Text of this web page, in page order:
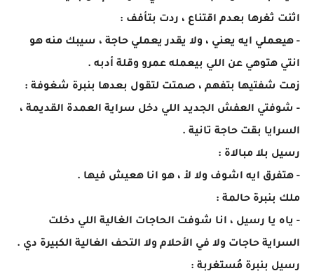
اثنت ثغرها بعدم اقتناع ، ردت بتأفف :
- هيعملي ايه يعني ، ولا يقدر يعملي حاجة ، سيبك منه هو
انتي هتوهي عن اللي بيعمله عمرو وقلة أدبه .
زمت شفتيها بتفهم ، صمتت لتقول بعدها بنبرة شغوفة :
- شوفتي العفش الجديد اللي دخل سراية العمدة القديمة ،
السرايا بقت حاجة تانية .
رسيل بلا مبالاة :
- هتفرق ايه اشوف ولا لأ ، هو انا هعيش فيها .
ملك بنبرة حالمة :
- ياه يا رسيل ، انا شوفت الحاجات الغالية اللي دخلت
السراية حاجات ولا في الأحلام ولا التحف الغالية الكبيرة دي .
رسيل بنبرة مُستغربة :